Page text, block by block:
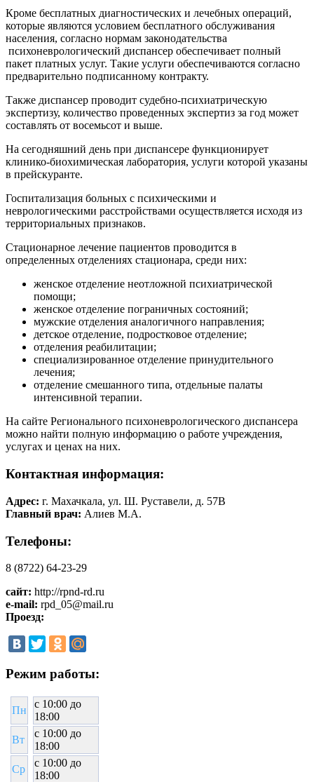
Кроме бесплатных диагностических и лечебных операций,
которые являются условием бесплатного обслуживания
населения, согласно нормам законодательства
психоневрологический диспансер обеспечивает полный
пакет платных услуг. Такие услуги обеспечиваются согласно
предварительно подписанному контракту.
Также диспансер проводит судебно-психиатрическую
экспертизу, количество проведенных экспертиз за год может
составлять от восемьсот и выше.
На сегодняшний день при диспансере функционирует
клинико-биохимическая лаборатория, услуги которой указаны
в прейскуранте.
Госпитализация больных с психическими и
неврологическими расстройствами осуществляется исходя из
территориальных признаков.
Стационарное лечение пациентов проводится в
определенных отделениях стационара, среди них:
женское отделение неотложной психиатрической
помощи;
женское отделение пограничных состояний;
мужские отделения аналогичного направления;
детское отделение, подростковое отделение;
отделения реабилитации;
специализированное отделение принудительного
лечения;
отделение смешанного типа, отдельные палаты
интенсивной терапии.
На сайте Регионального психоневрологического диспансера
можно найти полную информацию о работе учреждения,
услугах и ценах на них.
Контактная информация:
Адрес: г. Махачкала, ул. Ш. Руставели, д. 57В
Главный врач: Алиев М.А.
Телефоны:
8 (8722) 64-23-29
сайт: http://rpnd-rd.ru
e-mail: rpd_05@mail.ru
Проезд:
Режим работы:
Пн
c 10:00 до
18:00
Вт
c 10:00 до
18:00
Ср
c 10:00 до
18:00